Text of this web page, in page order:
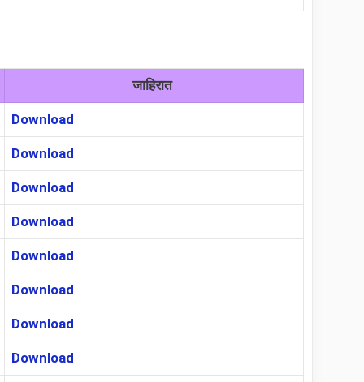
जाहिरात
Download
Download
Download
Download
Download
Download
Download
Download